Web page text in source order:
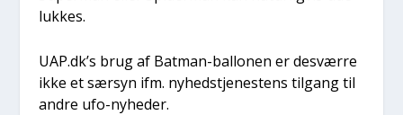
luk­kes.
UAP.dk’s brug af Bat­man-bal­lo­nen er desvær­re
ikke et sær­syn ifm. nyhed­s­tje­ne­stens til­gang til
andre ufo-nyhe­der.